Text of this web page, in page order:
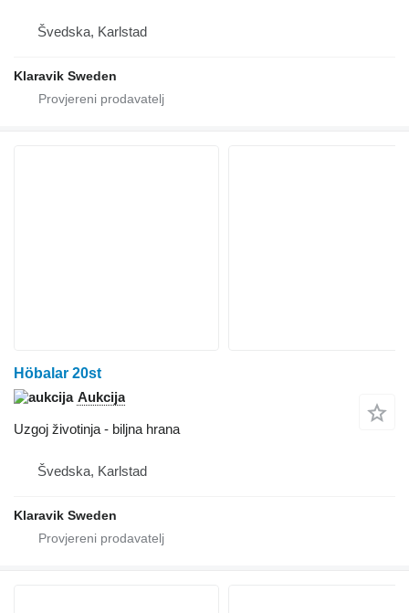
Švedska, Karlstad
Klaravik Sweden
Höbalar 20st
Aukcija
Uzgoj životinja - biljna hrana
Švedska, Karlstad
Klaravik Sweden